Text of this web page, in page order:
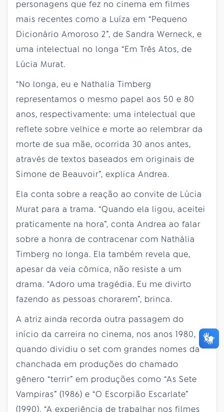
personagens que fez no cinema em filmes
mais recentes como a Luíza em “Pequeno
Dicionário Amoroso 2”, de Sandra Werneck, e
uma intelectual no longa “Em Três Atos, de
Lúcia Murat.
“No longa, eu e Nathalia Timberg
representamos o mesmo papel aos 50 e 80
anos, respectivamente: uma intelectual que
reflete sobre velhice e morte ao relembrar da
morte de sua mãe, ocorrida 30 anos antes,
através de textos baseados em originais de
Simone de Beauvoir”, explica Andrea.
Ela conta sobre a reação ao convite de Lúcia
Murat para a trama. “Quando ela ligou, aceitei
praticamente na hora”, conta Andrea ao falar
sobre a honra de contracenar com Nathália
Timberg no longa. Ela também revela que,
apesar da veia cômica, não resiste a um
drama. “Adoro uma tragédia. Eu me divirto
fazendo as pessoas chorarem”, brinca.
A atriz ainda recorda outra passagem do
início da carreira no cinema, nos anos 1980,
quando dividiu o set com grandes nomes da
chanchada em produções do chamado
gênero “terrir” em produções como “As Sete
Vampiras” (1986) e “O Escorpião Escarlate”
(1990). “A experiência de trabalhar nos filmes